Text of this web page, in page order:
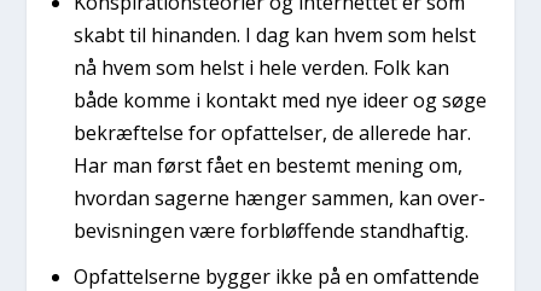
skabt til hin­an­den. I dag kan hvem som helst
nå hvem som helst i hele ver­den. Folk kan
både kom­me i kon­takt med nye ide­er og søge
bekræf­tel­se for opfat­tel­ser, de alle­re­de har.
Har man først fået en bestemt mening om,
hvor­dan sager­ne hæn­ger sam­men, kan over­
be­vis­nin­gen være for­bløf­fen­de stand­haf­tig.
Opfat­tel­ser­ne byg­ger ikke på en omfat­ten­de